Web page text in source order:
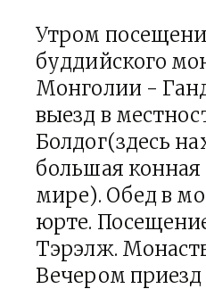
Утром
буддийского
Монголии -
выезд в
Болдог(здесь
большая конная
мире). Обед в
юрте.
Тэрэлж.
Вечером